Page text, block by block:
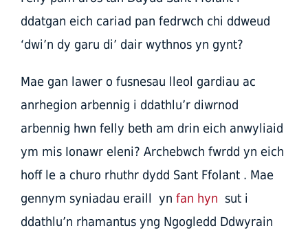
ddatgan eich cariad pan fedrwch chi ddweud
‘dwi’n dy garu di’ dair wythnos yn gynt?
Mae gan lawer o fusnesau lleol gardiau ac
anrhegion arbennig i ddathlu’r diwrnod
arbennig hwn felly beth am drin eich anwyliaid
ym mis Ionawr eleni? Archebwch fwrdd yn eich
hoff le a churo rhuthr dydd Sant Ffolant . Mae
gennym syniadau eraill yn fan hyn sut i
ddathlu’n rhamantus yng Ngogledd Ddwyrain